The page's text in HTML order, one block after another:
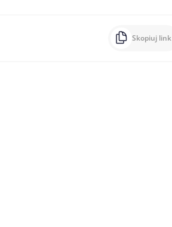
Skopiuj link